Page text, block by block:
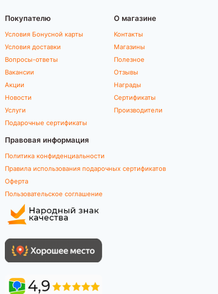
Покупателю
Условия Бонусной карты
Условия доставки
Вопросы-ответы
Вакансии
Акции
Новости
Услуги
Подарочные сертификаты
О магазине
Контакты
Магазины
Полезное
Отзывы
Награды
Сертификаты
Производители
Правовая информация
Политика конфиденциальности
Правила использования подарочных сертификатов
Оферта
Пользовательское соглашение